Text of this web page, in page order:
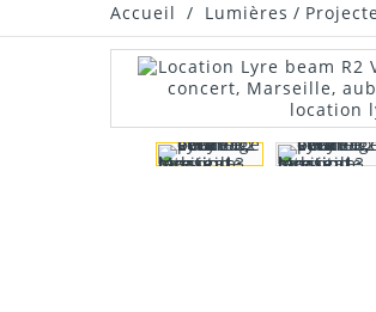
Accueil / Lumières /